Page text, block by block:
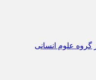
گروه علوم انسانی